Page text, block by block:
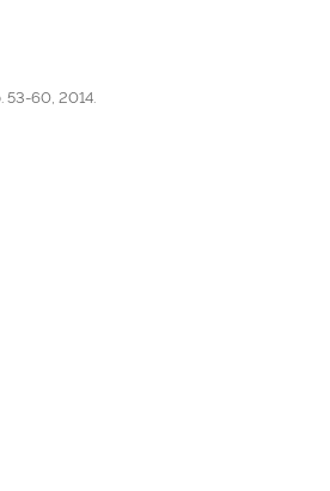
53-60, 2014.